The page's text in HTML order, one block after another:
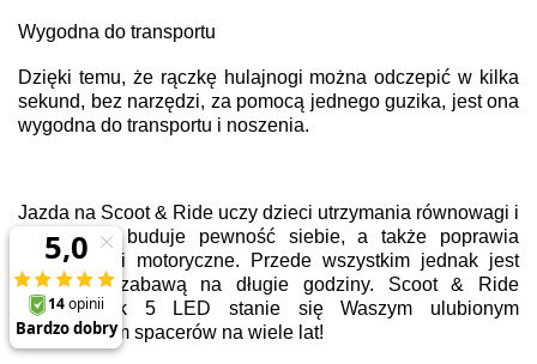
Wygodna do transportu
Dzięki temu, że rączkę hulajnogi można odczepić w kilka
sekund, bez narzędzi, za pomocą jednego guzika, jest ona
wygodna do transportu i noszenia.
Jazda na Scoot & Ride uczy dzieci utrzymania równowagi i
zręczności, buduje pewność siebie, a także poprawia
umiejętności motoryczne. Przede wszystkim jednak jest
wspaniałą zabawą na długie godziny. Scoot & Ride
Highwaykick 5 LED stanie się Waszym ulubionym
towarzyszem spacerów na wiele lat!